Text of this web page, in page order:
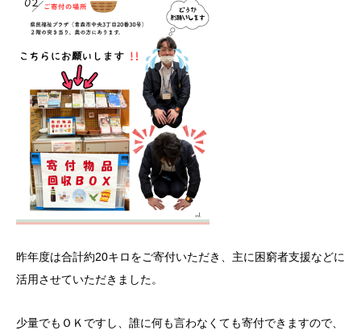
昨年度は合計約20キロをご寄付いただき、主に困窮者支援などに
活用させていただきました。
少量でもＯＫですし、誰に何も言わなくても寄付できますので、